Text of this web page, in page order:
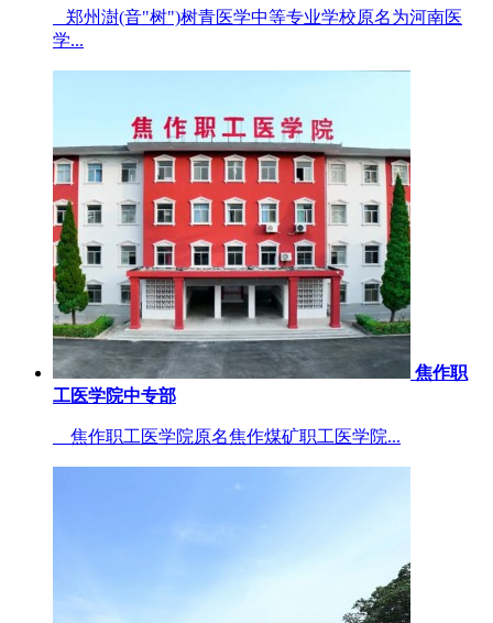
郑州澍(音"树")树青医学中等专业学校原名为河南医
学...
焦作职
工医学院中专部
焦作职工医学院原名焦作煤矿职工医学院...